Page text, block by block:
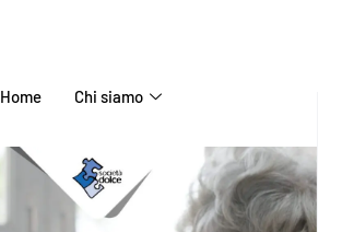
Home Chi siamo